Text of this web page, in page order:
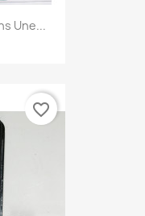
Une...
favorite_border